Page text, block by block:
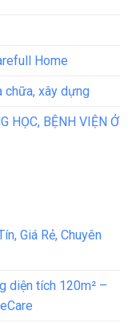
Home
chữa, xây dựng
HỌC, BỆNH VIỆN Ở
Giá Rẻ, Chuyên
diện tích 120m² –